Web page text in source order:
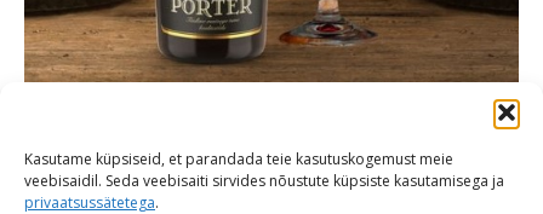
Kasutame küpsiseid, et parandada teie kasutuskogemust meie
veebisaidil. Seda veebisaiti sirvides nõustute küpsiste kasutamisega ja
privaatsussätetega.